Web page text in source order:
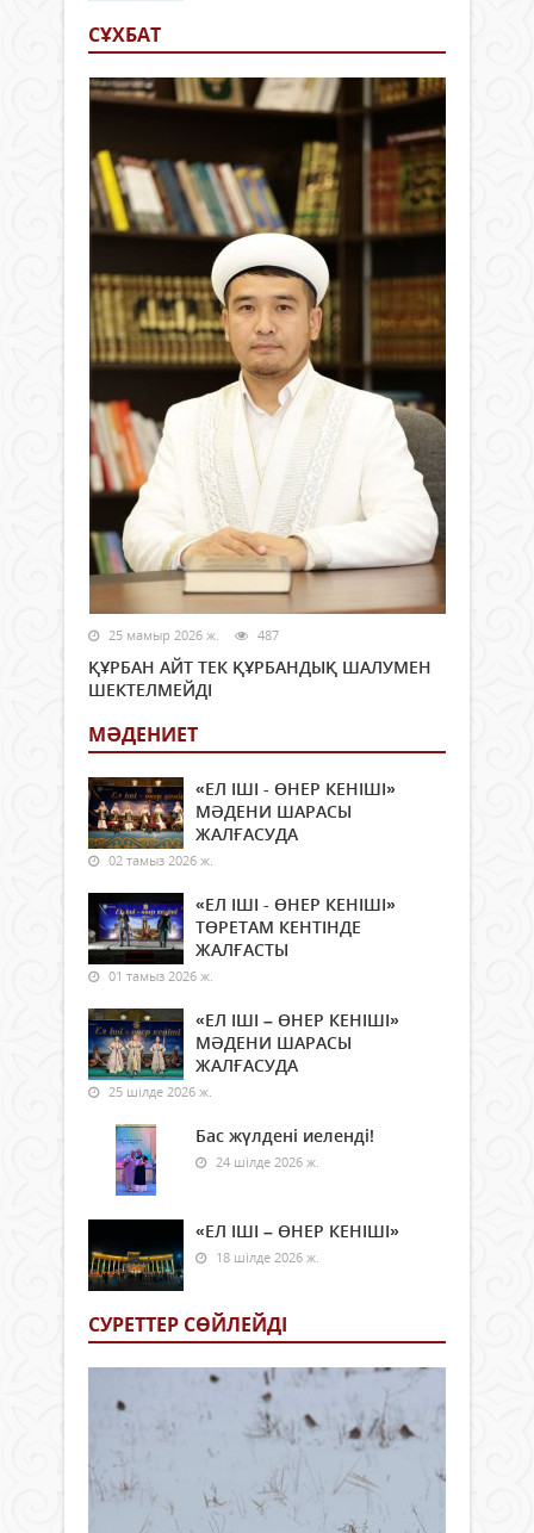
СҰХБАТ
25 мамыр 2026 ж. 487
ҚҰРБАН АЙТ ТЕК ҚҰРБАНДЫҚ ШАЛУМЕН
ШЕКТЕЛМЕЙДІ
МӘДЕНИЕТ
«ЕЛ ІШІ - ӨНЕР КЕНІШІ»
МӘДЕНИ ШАРАСЫ
ЖАЛҒАСУДА
02 тамыз 2026 ж.
«ЕЛ ІШІ - ӨНЕР КЕНІШІ»
ТӨРЕТАМ КЕНТІНДЕ
ЖАЛҒАСТЫ
01 тамыз 2026 ж.
«ЕЛ ІШІ – ӨНЕР КЕНІШІ»
МӘДЕНИ ШАРАСЫ
ЖАЛҒАСУДА
25 шілде 2026 ж.
Бас жүлдені иеленді!
24 шілде 2026 ж.
«ЕЛ ІШІ – ӨНЕР КЕНІШІ»
18 шілде 2026 ж.
СУРЕТТЕР СӨЙЛЕЙДI